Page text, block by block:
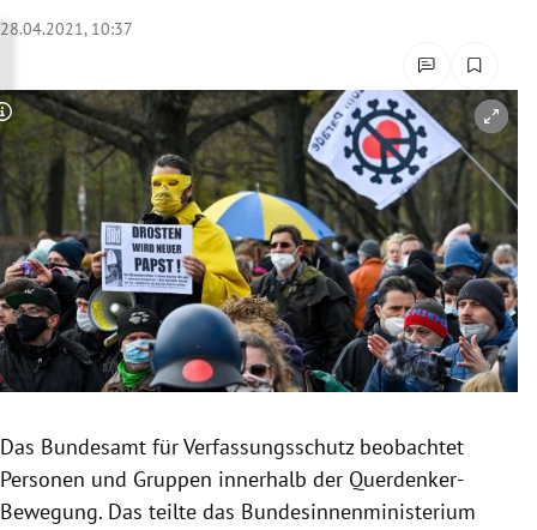
Untermenü
Untermenü
Untermenü
Untermenü
Untermenü
Untermenü
Untermenü
28.04.2021, 10:37
Copyright-Hinweis öffnen/schließen
Das Bundesamt für Verfassungsschutz beobachtet
Personen und Gruppen innerhalb der Querdenker-
Bewegung. Das teilte das Bundesinnenministerium